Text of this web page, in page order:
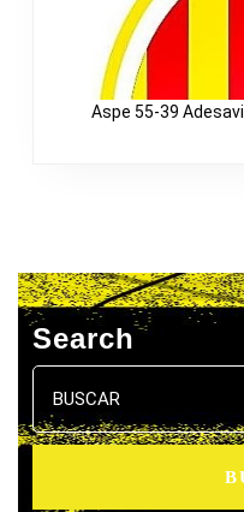
Aspe 55-39 Adesavi
Search
Buscar: